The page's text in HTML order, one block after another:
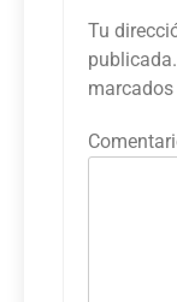
Tu
publicada.
marcados